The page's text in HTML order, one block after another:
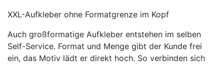
XXL-Aufkleber ohne Formatgrenze im Kopf
Auch großformatige Aufkleber entstehen im selben
Self-Service. Format und Menge gibt der Kunde frei
ein, das Motiv lädt er direkt hoch. So verbinden sich